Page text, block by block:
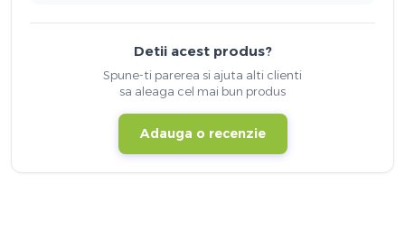
Detii acest produs?
Spune-ti parerea si ajuta alti clienti
sa aleaga cel mai bun produs
Adauga o recenzie